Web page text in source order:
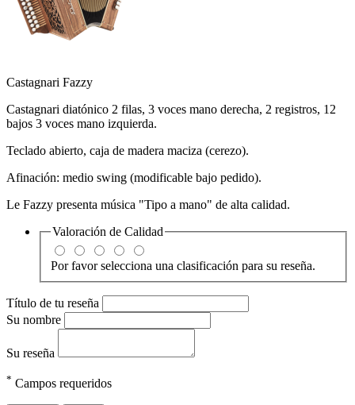
Castagnari Fazzy
Castagnari diatónico 2 filas, 3 voces mano derecha, 2 registros, 12
bajos 3 voces mano izquierda.
Teclado abierto, caja de madera maciza (cerezo).
Afinación: medio swing (modificable bajo pedido).
Le Fazzy presenta música "Tipo a mano" de alta calidad.
Valoración de Calidad
Por favor selecciona una clasificación para su reseña.
Título de tu reseña
Su nombre
Su reseña
* Campos requeridos